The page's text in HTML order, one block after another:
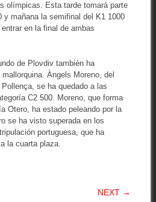
olímpicas. Esta tarde tomará parte
y mañana la semifinal del K1 1000
en la final de ambas
de Plovdiv también ha
Àngels Moreno, del
se ha quedado a las
C2 500. Moreno, que forma
Otero, ha estado peleando por la
se ha visto superada en los
portuguesa, que ha
la cuarta plaza.
NEXT →